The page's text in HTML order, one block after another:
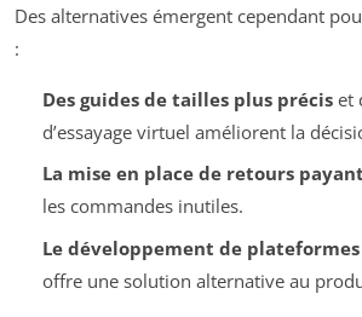
Des alternatives émergent cependant
:
Des guides de tailles plus préciset
d’essayage virtuel améliorent la
La mise en place de retours
les commandes inutiles.
Le développement de
offre une solution alternative au